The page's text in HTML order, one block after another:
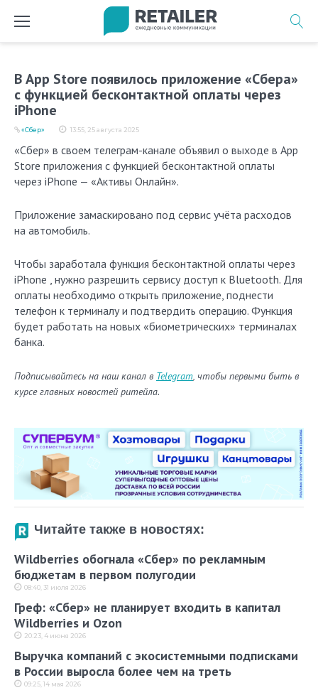
В App Store появилось приложение «Сбера»
с функцией бесконтактной оплаты через
iPhone
13:55, 25 августа 2025
«Сбер»
«Сбер» в своем телеграм-канале объявил о выходе в App
Storе приложения с функцией бесконтактной оплаты
через iPhone — «Активы Онлайн».
Приложение замаскировано под сервис учёта расходов
на автомобиль.
Чтобы заработала функция бесконтактной оплаты через
iPhone , нужно разрешить сервису доступ к Bluetooth. Для
оплаты необходимо открыть приложение, поднести
телефон к терминалу и подтвердить операцию. Функция
будет работать на новых «биометрических» терминалах
банка.
Подписывайтесь на наш канал в Telegram, чтобы первыми быть в
курсе главных новостей ритейла.
Читайте также в новостях:
Wildberries обогнала «Сбер» по рекламным
бюджетам в первом полугодии
08:40, 31 июля 2026
Греф: «Сбер» не планирует входить в капитал
Wildberries и Ozon
20:23, 4 июня 2026
Выручка компаний с экосистемными подписками
в России выросла более чем на треть
09:25, 14 мая 2026